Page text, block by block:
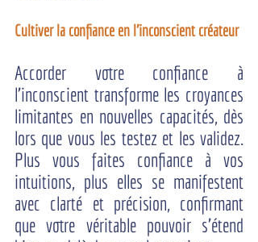
Cultiver la confiance en l'inconscient créateur
Accorder votre confiance à
l’inconscient transforme les croyances
limitantes en nouvelles capacités, dès
lors que vous les testez et les validez.
Plus vous faites confiance à vos
intuitions, plus elles se manifestent
avec clarté et précision, confirmant
que votre véritable pouvoir s’étend